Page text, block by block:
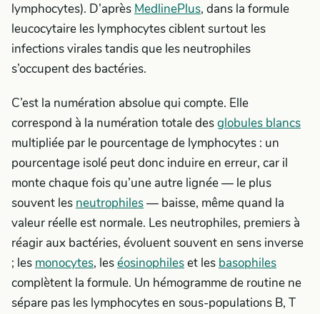
lymphocytes). D’après MedlinePlus, dans la formule
leucocytaire les lymphocytes ciblent surtout les
infections virales tandis que les neutrophiles
s’occupent des bactéries.
C’est la numération absolue qui compte. Elle
correspond à la numération totale desglobules blancs
multipliée par le pourcentage de lymphocytes : un
pourcentage isolé peut donc induire en erreur, car il
monte chaque fois qu’une autre lignée — le plus
souvent les neutrophiles— baisse, même quand la
valeur réelle est normale. Les neutrophiles, premiers à
réagir aux bactéries, évoluent souvent en sens inverse
; les monocytes, leséosinophileset les basophiles
complètent la formule. Un hémogramme de routine ne
sépare pas les lymphocytes en sous-populations B, T